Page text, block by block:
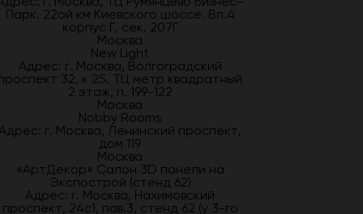
Парк. 22ой км Киевского шоссе. Вл.4
корпус Г, сек. 207Г
Москва
New Light
Адрес: г. Москва, Волгоградский
32, к 25. ТЦ метр квадратный
2 этаж, п. 199-122
Москва
Nobby Rooms
г. Москва, Ленинский проспект,
дом 119
Москва
«АртДекор» Салон 3D панели на
Экспострой (стенд 62)
Адрес: г. Москва, Нахимовский
проспект, 24с1, пав.3, стенд 62 (у 3-го